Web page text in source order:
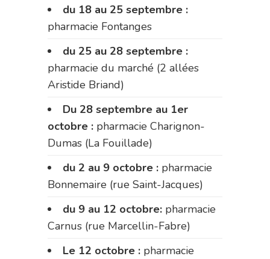
du 18 au 25 septembre :
pharmacie Fontanges
du 25 au 28 septembre :
pharmacie du marché (2 allées
Aristide Briand)
Du 28 septembre au 1er
octobre : pharmacie Charignon-
Dumas (La Fouillade)
du 2 au 9 octobre : pharmacie
Bonnemaire (rue Saint-Jacques)
du 9 au 12 octobre: pharmacie
Carnus (rue Marcellin-Fabre)
Le 12 octobre : pharmacie